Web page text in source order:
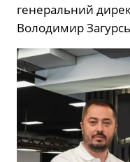
генеральний
Володимир